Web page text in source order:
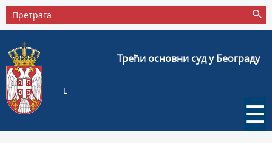
Трећи основни суд у Београду
L
☰